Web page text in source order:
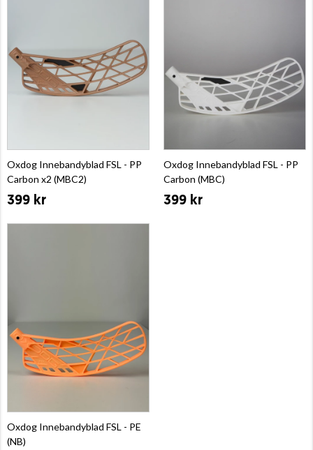
Oxdog Innebandyblad FSL - PP
Carbon x2 (MBC2)
399 kr
Oxdog Innebandyblad FSL - PP
Carbon (MBC)
399 kr
Oxdog Innebandyblad FSL - PE
(NB)